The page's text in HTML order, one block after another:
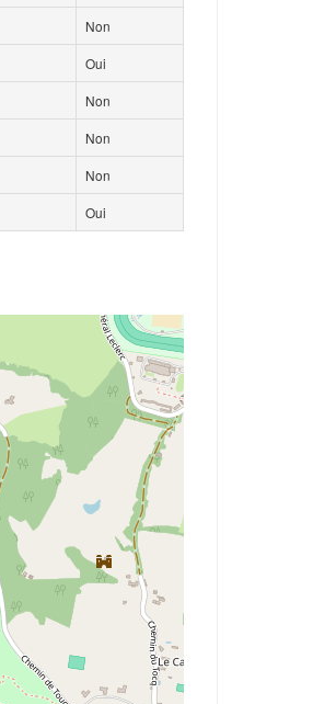
Non
Oui
Non
Non
Non
Oui